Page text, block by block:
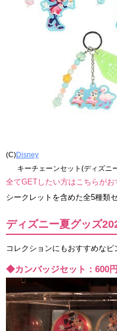
(C)Disney
キーチェーンセット(ディズニ
全てGETしたい方はこちらが
シークレットを含めた全5種類
ディズニー夏グッズ
コレクションにもおすすめなピ
◆カンバッジセット：600円